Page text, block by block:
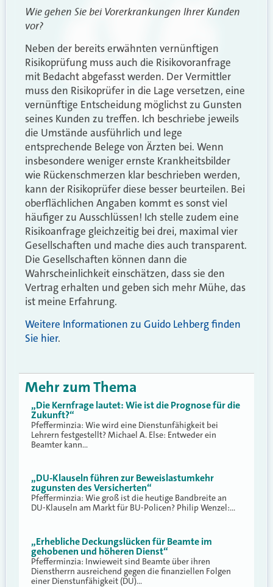
Wie gehen Sie bei Vorerkrankungen Ihrer Kunden
vor?
Neben der bereits erwähnten vernünftigen
Risikoprüfung muss auch die Risikovoranfrage
mit Bedacht abgefasst werden. Der Vermittler
muss den Risikoprüfer in die Lage versetzen, eine
vernünftige Entscheidung möglichst zu Gunsten
seines Kunden zu treffen. Ich beschriebe jeweils
die Umstände ausführlich und lege
entsprechende Belege von Ärzten bei. Wenn
insbesondere weniger ernste Krankheitsbilder
wie Rückenschmerzen klar beschrieben werden,
kann der Risikoprüfer diese besser beurteilen. Bei
oberflächlichen Angaben kommt es sonst viel
häufiger zu Ausschlüssen! Ich stelle zudem eine
Risikoanfrage gleichzeitig bei drei, maximal vier
Gesellschaften und mache dies auch transparent.
Die Gesellschaften können dann die
Wahrscheinlichkeit einschätzen, dass sie den
Vertrag erhalten und geben sich mehr Mühe, das
ist meine Erfahrung.
Weitere Informationen zu Guido Lehberg finden
Sie hier.
Mehr zum Thema
„Die Kernfrage lautet: Wie ist die Prognose für die
Zukunft?“
Pfefferminzia: Wie wird eine Dienstunfähigkeit bei
Lehrern festgestellt? Michael A. Else: Entweder ein
Beamter kann…
„DU-Klauseln führen zur Beweislastumkehr
zugunsten des Versicherten“
Pfefferminzia: Wie groß ist die heutige Bandbreite an
DU-Klauseln am Markt für BU-Policen? Philip Wenzel:…
„Erhebliche Deckungslücken für Beamte im
gehobenen und höheren Dienst“
Pfefferminzia: Inwieweit sind Beamte über ihren
Dienstherrn ausreichend gegen die finanziellen Folgen
einer Dienstunfähigkeit (DU)…